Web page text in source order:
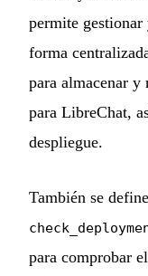
permite
forma
para almacenar y
para LibreChat,
despliegue.
También se
para comprobar